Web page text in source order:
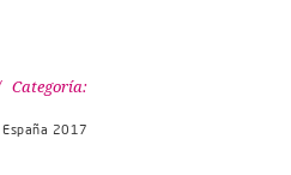
Categoría:
2017